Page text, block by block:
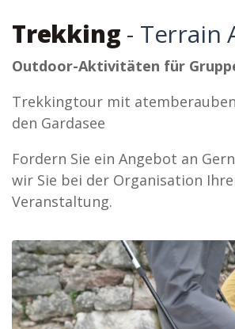
Trekking - Terrain
Outdoor-Aktivitäten für
Trekkingtour mit
den Gardasee
Fordern Sie ein Angebot an
wir Sie bei der Organisation
Veranstaltung.